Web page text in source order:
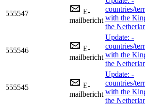
555547
E-
mailbericht
countries/
with the
the
555546
E-
mailbericht
Update: -
countries/
with the
the
555545
E-
mailbericht
Update: -
countries/
with the
the